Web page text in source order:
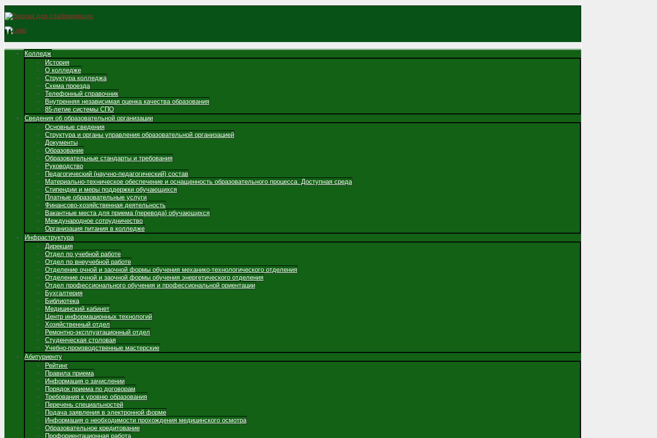
Колледж
История
О колледже
Структура колледжа
Схема проезда
Телефонный справочник
Внутренняя независимая оценка качества образования
85-летие системы СПО
Сведения об образовательной организации
Основные сведения
Структура и органы управления образовательной организацией
Документы
Образование
Образовательные стандарты и требования
Руководство
Педагогический (научно-педагогический) состав
Материально-техническое обеспечение и оснащенность образовательного процесса. Доступная среда
Стипендии и меры поддержки обучающихся
Платные образовательные услуги
Финансово-хозяйственная деятельность
Вакантные места для приема (перевода) обучающихся
Международное сотрудничество
Организация питания в колледже
Инфраструктура
Дирекция
Отдел по учебной работе
Отдел по внеучебной работе
Отделение очной и заочной формы обучения механико-технологического отделения
Отделение очной и заочной формы обучения энергетического отделения
Отдел профессионального обучения и профессиональной ориентации
Бухгалтерия
Библиотека
Медицинский кабинет
Центр информационных технологий
Хозяйственный отдел
Ремонтно-эксплуатационный отдел
Студенческая столовая
Учебно-производственные мастерские
Абитуриенту
Рейтинг
Правила приема
Информация о зачислении
Порядок приема по договорам
Требования к уровню образования
Перечень специальностей
Подача заявления в электронной форме
Информация о необходимости прохождения медицинского осмотра
Образовательное кредитование
Профориентационная работа